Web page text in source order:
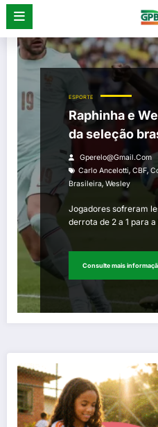
ESPORTE
Raphinha e
da seleção
Gperelo@gmail.com
Carlo Ancelotti, CBF,
Brasileira, Wesley
Jogadores sofreram
derrota de 2 a 1 para
Consulte mais